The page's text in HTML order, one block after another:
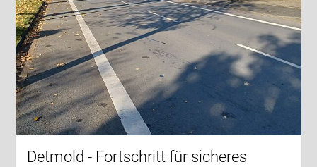
Detmold - Fortschritt für sicheres